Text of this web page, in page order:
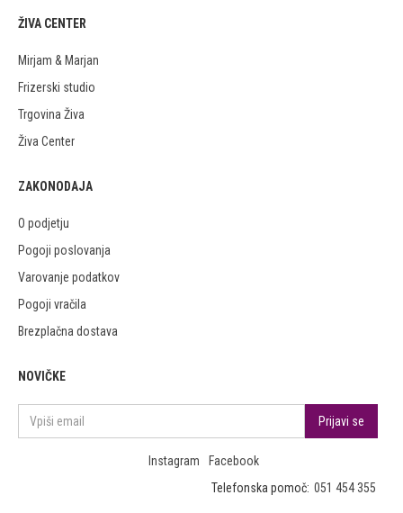
ŽIVA CENTER
Mirjam & Marjan
Frizerski studio
Trgovina Živa
Živa Center
ZAKONODAJA
O podjetju
Pogoji poslovanja
Varovanje podatkov
Pogoji vračila
Brezplačna dostava
NOVIČKE
Instagram
Facebook
Telefonska pomoč: 051 454 355